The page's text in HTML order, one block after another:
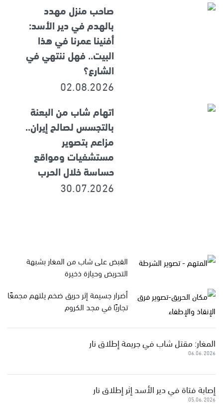
صاحب منزل مهدد
بالهدم في دير الأسد:
أفنينا عمرنا في هذا
البيت.. فهل ننتهي في
الشارع؟
02.08.2026
اتهام شاب من البعنة
بالتجسس لصالح إيران..
مزاعم بتصوير
مستشفيات ومواقع
حساسة خلال الحرب
30.07.2026
القبض على شاب من المغار بشبهة
التحريض وحيازة ذخيرة
أضرار جسيمة إثر حريق ضخم يلتهم مجمعًا
تجاريًا في مجد الكروم
المغار: مقتل شاب في جريمة إطلاق نار
06.06.2026
إصابة فتاة في دير الأسد إثر إطلاق نار
05.06.2026